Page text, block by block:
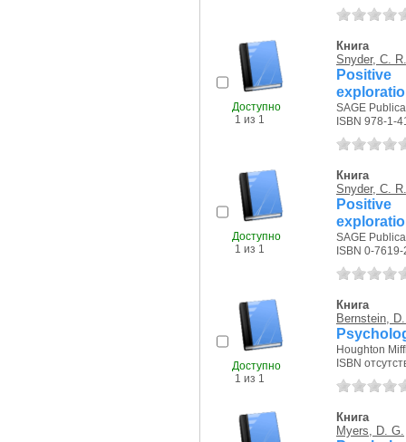
Доступно
1 из 1
Книга
Snyder, C. R.
SAGE
ISBN 978-1-
Доступно
1 из 1
Книга
Snyder, C. R.
SAGE
ISBN 0-
Доступно
1 из 1
Книга
Bernstein,
Houghton
ISBN
Книга
Myers, D. G.